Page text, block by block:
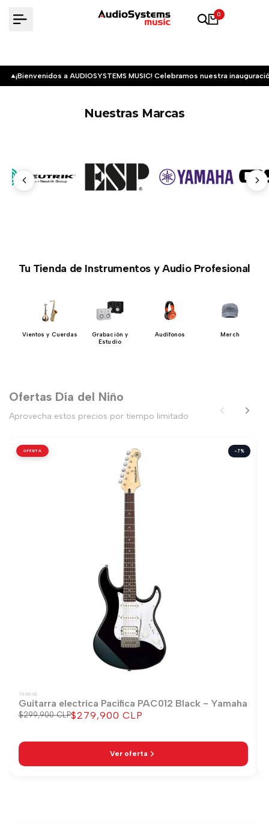
0
¡Bienvenidos a AUDIOSYSTEMS MUSIC! Celebramos nuestra
Nuestras Marcas
Tu Tienda de Instrumentos y Audio Profesional
Vientos y Cuerdas
Grabación y
Estudio
Audífonos Merch
Ofertas Día del Niño
Aprovecha estos precios por tiempo limitado
OFERTA -7%
YAMAHA
Guitarra electrica Pacifica PAC012 Black - Yamaha
Precio
$299,900 CLPPrecio
$279,900 CLP
Ver oferta